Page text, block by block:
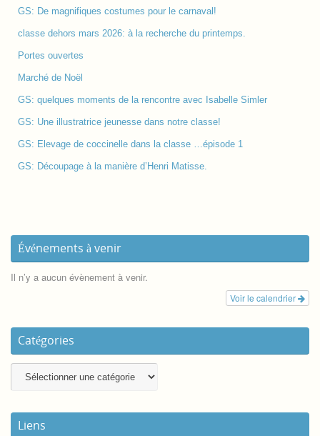
GS: De magnifiques costumes pour le carnaval!
classe dehors mars 2026: à la recherche du printemps.
Portes ouvertes
Marché de Noël
GS: quelques moments de la rencontre avec Isabelle Simler
GS: Une illustratrice jeunesse dans notre classe!
GS: Elevage de coccinelle dans la classe …épisode 1
GS: Découpage à la manière d’Henri Matisse.
Événements à venir
Il n’y a aucun évènement à venir.
Voir le calendrier
Catégories
Liens